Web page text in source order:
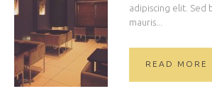
adipiscing elit. Sed
mauris...
READ MORE